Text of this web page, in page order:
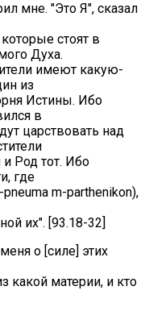
мне. "Это Я", сказал
стоят в
Духа.
имеют какую-
из
Истины. Ибо
в
царствовать над
и Род тот. Ибо
где
m-parthenikon),
их". [93.18-32]
о [силе] этих
какой материи, и кто